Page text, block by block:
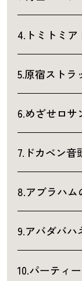
4.トミトミア
5.原宿ストラ
6.めざせロサ
7.ドカベン音
8.アブラハム
9.アバダバハ
10.パーティ